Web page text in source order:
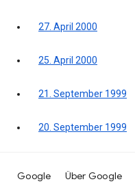
27. April 2000
25. April 2000
21. September 1999
20. September 1999
Google Über Google